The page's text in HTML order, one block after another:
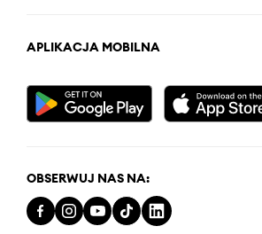
APLIKACJA MOBILNA
OBSERWUJ NAS NA: